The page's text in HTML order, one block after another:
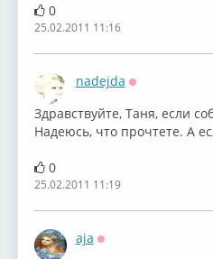
0
25.02.2011 11:16
nadejda
Здравствуйте, Таня, если
Надеюсь, что прочтете. А
0
25.02.2011 11:19
aja